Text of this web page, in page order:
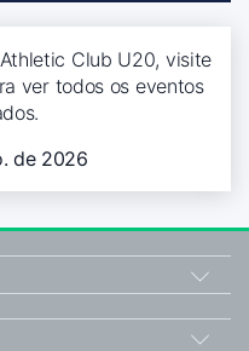
Club U20, visite
ver todos os eventos
de 2026